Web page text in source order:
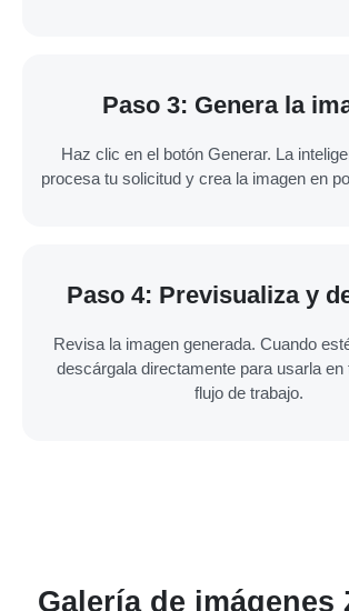
Paso 3: Genera la
Haz clic en el botón Generar. La
procesa tu solicitud y crea la imagen en
Paso 4: Previsualiza y
Revisa la imagen generada. Cuando
descárgala directamente para usarla en
flujo de trabajo.
Galería de imágenes